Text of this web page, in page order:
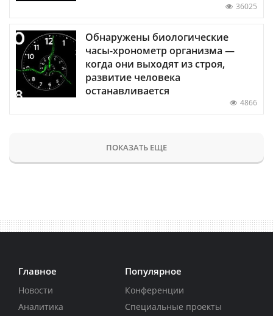
36025
Обнаружены биологические
часы-хронометр организма —
когда они выходят из строя,
развитие человека
останавливается
4866
ПОКАЗАТЬ ЕЩЕ
Главное
Новости
Аналитика
Популярное
Конференции
Специальные проекты